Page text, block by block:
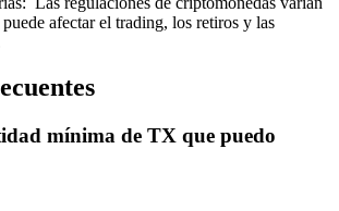
afectar el trading, los retiros y las
mínima de TX que puedo